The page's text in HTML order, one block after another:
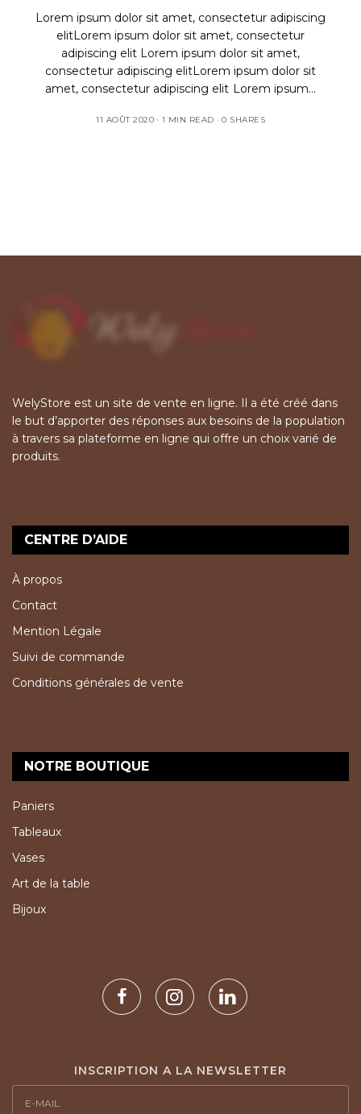
Lorem ipsum dolor sit amet, consectetur adipiscing
elitLorem ipsum dolor sit amet, consectetur
adipiscing elit Lorem ipsum dolor sit amet,
consectetur adipiscing elitLorem ipsum dolor sit
amet, consectetur adipiscing elit Lorem ipsum…
11 AOÛT 2020 1 MIN READ 0 SHARES
WelyStore est un site de vente en ligne. Il a été créé dans
le but d’apporter des réponses aux besoins de la population
à travers sa plateforme en ligne qui offre un choix varié de
produits.
CENTRE D’AIDE
À propos
Contact
Mention Légale
Suivi de commande
Conditions générales de vente
NOTRE BOUTIQUE
Paniers
Tableaux
Vases
Art de la table
Bijoux
INSCRIPTION A LA NEWSLETTER